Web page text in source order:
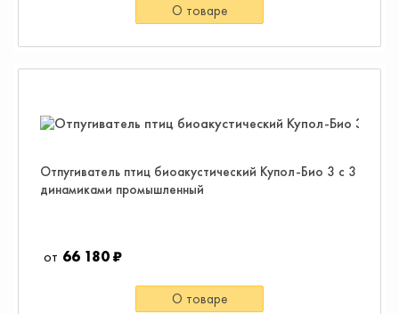
О товаре
Отпугиватель птиц биоакустический Купол-Био 3 с 3
динамиками промышленный
66 180 ₽
О товаре